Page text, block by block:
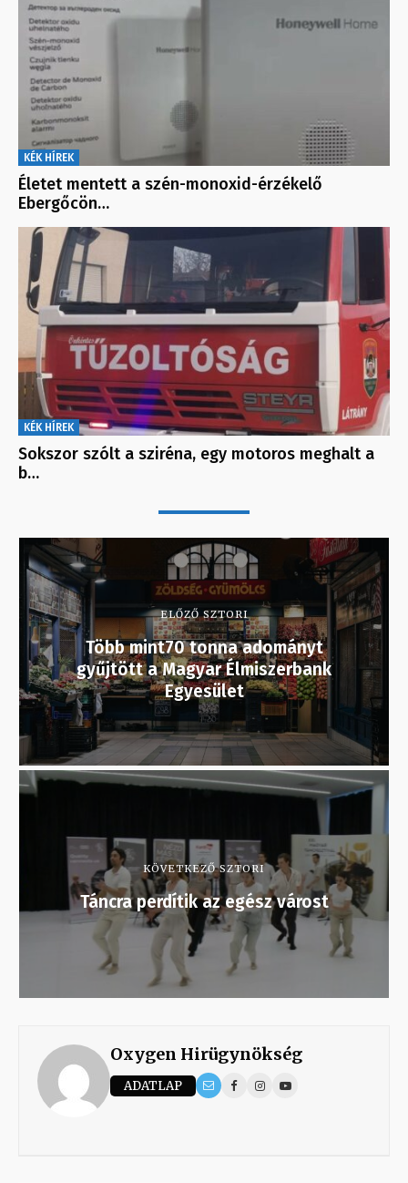
KÉK HÍREK
Életet mentett a szén-monoxid-érzékelő
Ebergőcön…
KÉK HÍREK
Sokszor szólt a sziréna, egy motoros meghalt a
b…
ELŐZŐ SZTORI
Több mint70 tonna adományt
gyűjtött a Magyar Élmiszerbank
Egyesület
KÖVETKEZŐ SZTORI
Táncra perdítik az egész várost
Oxygen Hirügynökség
ADATLAP